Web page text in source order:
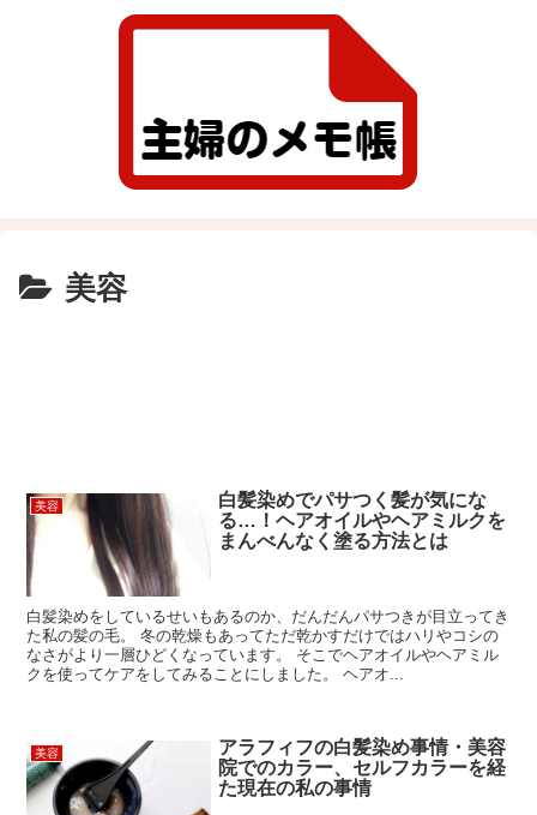
美容
美容
白髪染めでパサつく髪が気にな
る…！ヘアオイルやヘアミルクを
まんべんなく塗る方法とは
白髪染めをしているせいもあるのか、だんだんパサつきが目立ってき
た私の髪の毛。 冬の乾燥もあってただ乾かすだけではハリやコシの
なさがより一層ひどくなっています。 そこでヘアオイルやヘアミル
クを使ってケアをしてみることにしました。 ヘアオ...
美容
アラフィフの白髪染め事情・美容
院でのカラー、セルフカラーを経
た現在の私の事情